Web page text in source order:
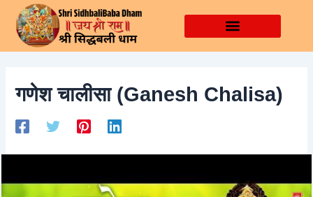
content
गणेश चालीसा (Ganesh Chalisa)
Post
navigation